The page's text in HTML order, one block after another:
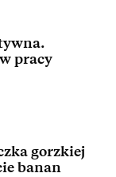
pracy
gorzkiej
banan